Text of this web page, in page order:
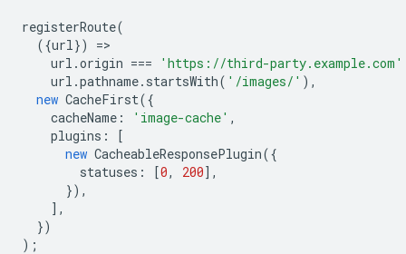
registerRoute(
({url}) =
url .origin ===
'https://third-party.example.com'
url .pathname. startsWith( '/images/' ),
new CacheFirst({
cacheName : 'image-cache' ,
plugins :
[
new CacheableResponsePlugin({
statuses : [0, 200],
}),
],
})
);